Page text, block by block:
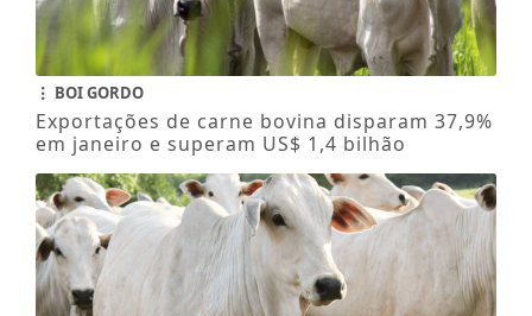
BOI GORDO
Exportações de carne bovina disparam 37,9%
em janeiro e superam US$ 1,4 bilhão